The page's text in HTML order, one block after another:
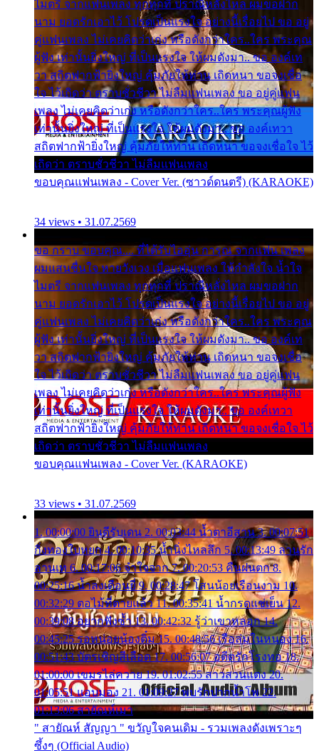
ไมตรี จากแฟนเพลง ทุกทุกที่ ปราณีหลั่งไหล ผมขอฝาก
นาม ยอดรักเอาไว้ โปรดเป็นแรงใจ อย่างนี้เรื่อยไป ขอ อยู่
คู่แฟนเพลง ไม่เคยคิดว่าเก่ง หรือดังกว่าใคร..ใคร พระคุณ
ผู้ฟัง เท่านั้นยิ่งใหญ่ ที่เป็นแรงใจ ให้ผมดังมา.. ขอ องค์เท
วา สถิตฟากฟ้ายิ่งใหญ่ คุ้มภัยให้ท่าน เถิดหนา ขอจงเชื่อ
ใจ ไว้เถิดว่า ตราบชั่วชีวา ไม่ลืมแฟนเพลง ขอ อยู่คู่แฟน
เพลง ไม่เคยคิดว่าเก่ง หรือดังกว่าใคร..ใคร พระคุณผู้ฟัง
เท่านั้นยิ่งใหญ่ ที่เป็นแรงใจ ให้ผมดังมา.. ขอ องค์เทวา
สถิตฟากฟ้ายิ่งใหญ่ คุ้มภัยให้ท่าน เถิดหนา ขอจงเชื่อใจ ไว้
เถิดว่า ตราบชั่วชีวา ไม่ลืมแฟนเพลง
ขอบคุณแฟนเพลง - Cover Ver. (ซาวด์ดนตรี) (KARAOKE)
34 views • 31.07.2569
ขอ กราบ ขอบคุณ.... ที่ได้รับไออุ่น การุณ จากแฟน เพลง
ผมแสนชื่นใจ หายวังเวง เมื่อแฟนเพลง ให้กำลังใจ น้ำใจ
ไมตรี จากแฟนเพลง ทุกทุกที่ ปราณีหลั่งไหล ผมขอฝาก
นาม ยอดรักเอาไว้ โปรดเป็นแรงใจ อย่างนี้เรื่อยไป ขอ อยู่
คู่แฟนเพลง ไม่เคยคิดว่าเก่ง หรือดังกว่าใคร..ใคร พระคุณ
ผู้ฟัง เท่านั้นยิ่งใหญ่ ที่เป็นแรงใจ ให้ผมดังมา.. ขอ องค์เท
วา สถิตฟากฟ้ายิ่งใหญ่ คุ้มภัยให้ท่าน เถิดหนา ขอจงเชื่อ
ใจ ไว้เถิดว่า ตราบชั่วชีวา ไม่ลืมแฟนเพลง ขอ อยู่คู่แฟน
เพลง ไม่เคยคิดว่าเก่ง หรือดังกว่าใคร..ใคร พระคุณผู้ฟัง
เท่านั้นยิ่งใหญ่ ที่เป็นแรงใจ ให้ผมดังมา.. ขอ องค์เทวา
สถิตฟากฟ้ายิ่งใหญ่ คุ้มภัยให้ท่าน เถิดหนา ขอจงเชื่อใจ ไว้
เถิดว่า ตราบชั่วชีวา ไม่ลืมแฟนเพลง
ขอบคุณแฟนเพลง - Cover Ver. (KARAOKE)
33 views • 31.07.2569
1. 00:00:00 ยินดีรับเดน 2. 00:03:44 น้ำตาอีสาน 3. 00:07:51
กิ่งทองใบหยก 4. 00:10:35 น้ำนิ่งไหลลึก 5. 00:13:49 ลานรัก
ลานเท 6. 00:17:06 จำใจจาก 7. 00:20:53 คืนฝนตก 8.
00:25:16 น้ำลงเดือนยี่ 9. 00:28:47 โสนน้อยเรือนงาม 10.
00:32:29 ตอไม้ที่ตายแล้ว 11. 00:35:41 น้ำกรดแช่เย็น 12.
00:39:08 อยากฟังซ้ำ 13. 00:42:32 รู้ว่าเขาหลอก 14.
00:45:25 รอหน่อยน้องติ๋ม 15. 00:48:56 เรือล่มในหนอง 16.
00:51:43 บัตรเชิญสีเลือด 17. 00:56:07 อดีตรักโรงทอ 18.
01:00:00 เขมรไล่ควาย 19. 01:02:55 สาวสวนแตง 20.
01:05:51 แอบมอง 21. 01:09:27 พบรักปากน้ำโพ 22.
01:13:06 สายัณห์เมา
" สายัณห์ สัญญา " ขวัญใจคนเดิม - รวมเพลงดังเพราะๆ
ซึ้งๆ (Official Audio)